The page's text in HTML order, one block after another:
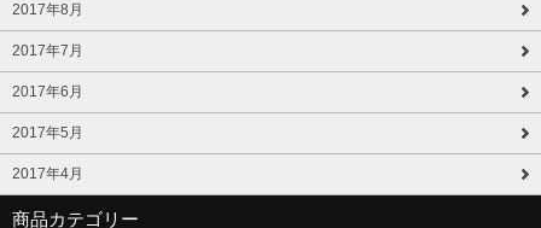
2017年8月
2017年7月
2017年6月
2017年5月
2017年4月
商品カテゴリー